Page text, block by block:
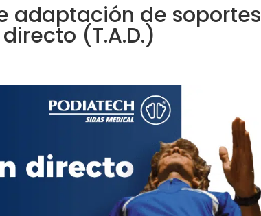
adaptación de soportes
(T.A.D.)